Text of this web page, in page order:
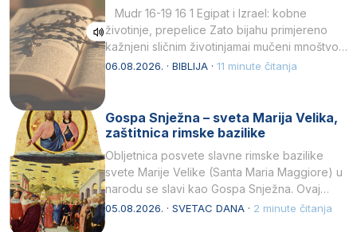
Mudr 16-19 16 1 Egipat i Izrael: kobne
životinje, prepelice Zato bijahu primjereno
kažnjeni sličnim životinjamai mučeni mnoštvom
kukaca.2 A narod…
06.08.2026. · BIBLIJA · 11 minute čitanja
Gospa Snježna – sveta Marija Velika,
zaštitnica rimske bazilike
Obljetnica posvete slavne rimske bazilike
svete Marije Velike (Santa Maria Maggiore) u
narodu se slavi kao Gospa Snježna. Ovaj
naziv, Sancta Maria…
05.08.2026. · SVETAC DANA · 2 minute čitanja